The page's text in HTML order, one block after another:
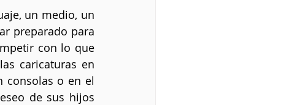
un medio, un
preparado para
con lo que
caricaturas en
consolas o en el
de sus hijos